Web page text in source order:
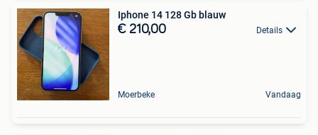
Iphone 14 128 Gb blauw
€ 210,00 Details
Moerbeke Vandaag